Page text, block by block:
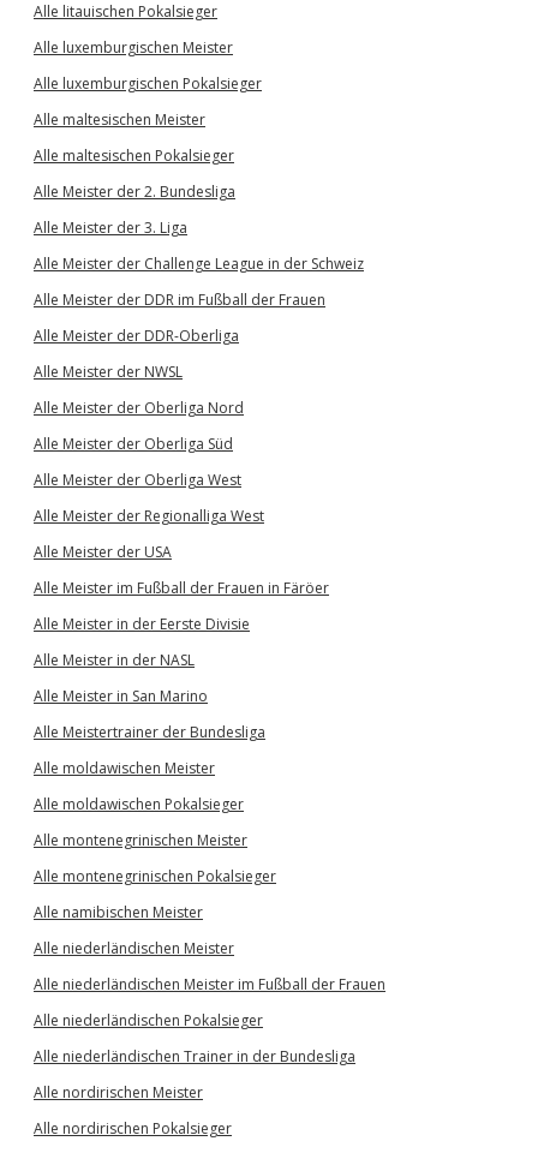
Alle litauischen Pokalsieger
Alle luxemburgischen Meister
Alle luxemburgischen Pokalsieger
Alle maltesischen Meister
Alle maltesischen Pokalsieger
Alle Meister der 2. Bundesliga
Alle Meister der 3. Liga
Alle Meister der Challenge League in der Schweiz
Alle Meister der DDR im Fußball der Frauen
Alle Meister der DDR-Oberliga
Alle Meister der NWSL
Alle Meister der Oberliga Nord
Alle Meister der Oberliga Süd
Alle Meister der Oberliga West
Alle Meister der Regionalliga West
Alle Meister der USA
Alle Meister im Fußball der Frauen in Färöer
Alle Meister in der Eerste Divisie
Alle Meister in der NASL
Alle Meister in San Marino
Alle Meistertrainer der Bundesliga
Alle moldawischen Meister
Alle moldawischen Pokalsieger
Alle montenegrinischen Meister
Alle montenegrinischen Pokalsieger
Alle namibischen Meister
Alle niederländischen Meister
Alle niederländischen Meister im Fußball der Frauen
Alle niederländischen Pokalsieger
Alle niederländischen Trainer in der Bundesliga
Alle nordirischen Meister
Alle nordirischen Pokalsieger